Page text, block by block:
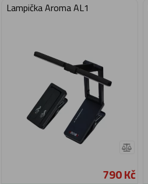
Lampička Aroma AL1
790 Kč